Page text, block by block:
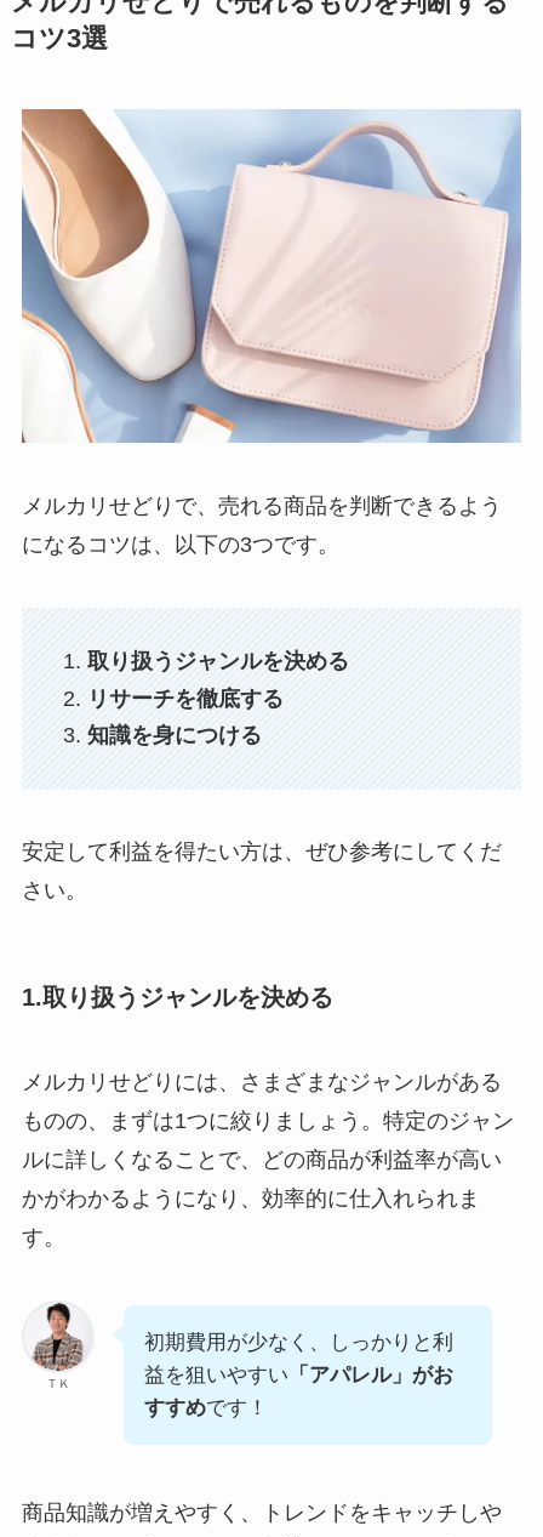
コツ3選
メルカリせどりで、売れる商品を判断できるよう
になるコツは、以下の3つです。
取り扱うジャンルを決める
リサーチを徹底する
知識を身につける
安定して利益を得たい方は、ぜひ参考にしてくだ
さい。
1.取り扱うジャンルを決める
メルカリせどりには、さまざまなジャンルがある
ものの、まずは1つに絞りましょう。特定のジャン
ルに詳しくなることで、どの商品が利益率が高い
かがわかるようになり、効率的に仕入れられま
す。
ＴＫ
初期費用が少なく、しっかりと利
益を狙いやすい 「アパレル」がお
すすめです！
商品知識が増えやすく、トレンドをキャッチしや